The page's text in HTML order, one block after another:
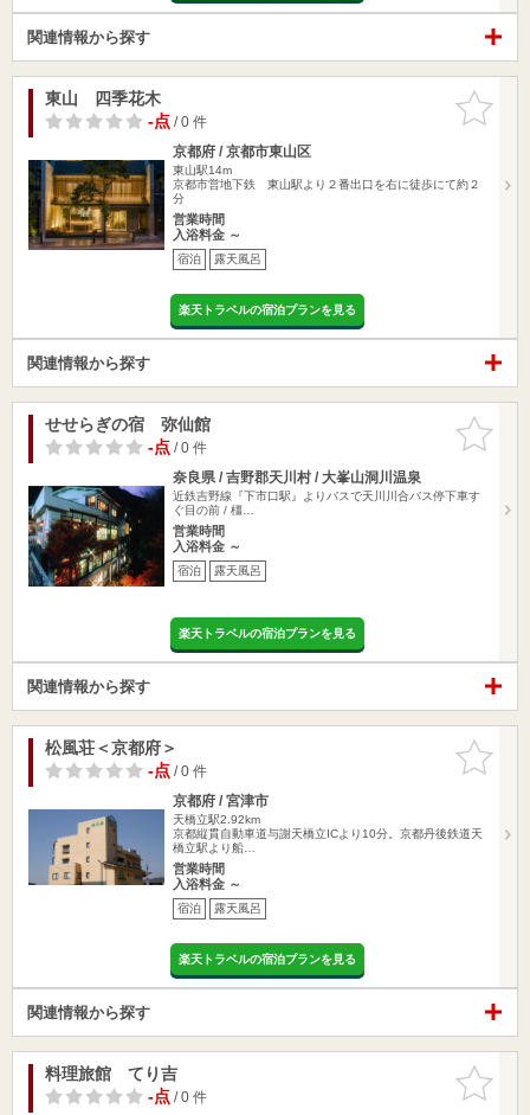
関連情報から探す
お気に入
りに追加
東山 四季花木
-点/ 0 件
京都府 / 京都市東山区
東山駅14m
京都市営地下鉄 東山駅より２番出口を右に徒歩にて約２
分
営業時間
入浴料金 ～
宿泊 露天風呂
楽天トラベルの宿泊プランを見る
関連情報から探す
お気に入
りに追加
せせらぎの宿 弥仙館
-点/ 0 件
奈良県 / 吉野郡天川村 / 大峯山洞川温泉
近鉄吉野線『下市口駅』よりバスで天川川合バス停下車す
ぐ目の前 / 橿…
営業時間
入浴料金 ～
宿泊 露天風呂
楽天トラベルの宿泊プランを見る
関連情報から探す
お気に入
りに追加
松風荘＜京都府＞
-点/ 0 件
京都府 / 宮津市
天橋立駅2.92km
京都縦貫自動車道与謝天橋立ICより10分。京都丹後鉄道天
橋立駅より船…
営業時間
入浴料金 ～
宿泊 露天風呂
楽天トラベルの宿泊プランを見る
関連情報から探す
お気に入
りに追加
料理旅館 てり吉
-点/ 0 件